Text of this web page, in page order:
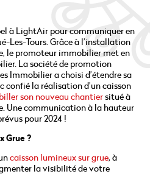
à LightAir pour communiquer en
Les-Tours. Grâce à l’installation
le promoteur immobilier met en
La société de promotion
Immobilier a choisi d’étendre sa
la réalisation d’un caisson
son nouveau chantiersitué à
Une communication à la hauteur
pour 2024 !
Grue ?
caisson lumineux sur grue, à
la visibilité de votre